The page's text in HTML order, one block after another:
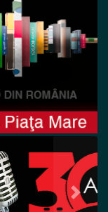
Next